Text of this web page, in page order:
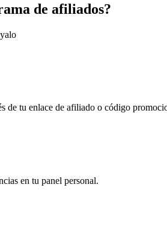
de afiliados?
de tu enlace de afiliado o código
en tu panel personal.